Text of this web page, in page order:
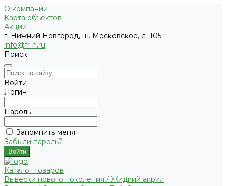
О компании
Карта объектов
Акции
г. Нижний Новгород, ш. Московское, д. 105
info@fr-n.ru
Поиск
Войти
Логин
Пароль
Запомнить меня
Забыли пароль?
Каталог товаров
Вывески нового поколения / Жидкий акрил